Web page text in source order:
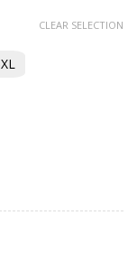
CLEAR SELECTION
nhà - Thun lạnh